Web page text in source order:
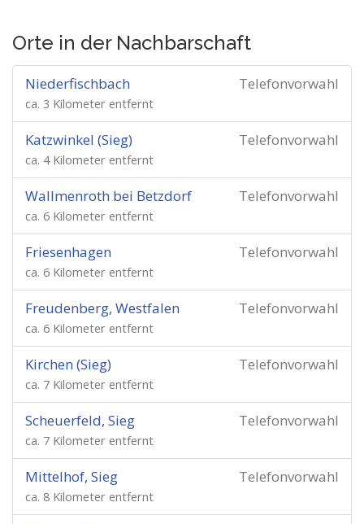
Orte in der Nachbarschaft
Telefonvorwahl
Niederfischbach
ca. 3 Kilometer entfernt
Telefonvorwahl
Katzwinkel (Sieg)
ca. 4 Kilometer entfernt
Telefonvorwahl
Wallmenroth bei Betzdorf
ca. 6 Kilometer entfernt
Telefonvorwahl
Friesenhagen
ca. 6 Kilometer entfernt
Telefonvorwahl
Freudenberg, Westfalen
ca. 6 Kilometer entfernt
Telefonvorwahl
Kirchen (Sieg)
ca. 7 Kilometer entfernt
Telefonvorwahl
Scheuerfeld, Sieg
ca. 7 Kilometer entfernt
Telefonvorwahl
Mittelhof, Sieg
ca. 8 Kilometer entfernt